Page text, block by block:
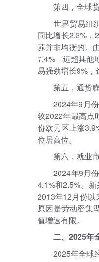
第四，全球
世界贸易组
同比增长2.3%，
苏并非均衡的。
7.4%，远超其他
易强劲增长9%，
第五，通货
2024年9月
较2022年最高点
份欧元区上涨
位居高位。
第六，就业
2024年9月
4.1%和2.5%。
2013年12月份以
原因是劳动密集
值增速有限。
二、2025年
2025年全球